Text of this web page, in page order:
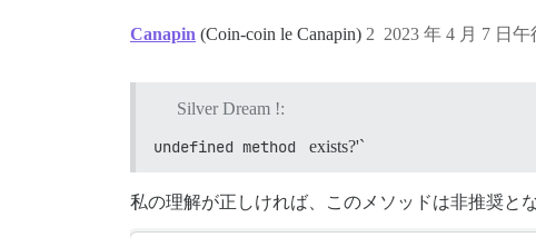
Canapin (Coin-coin le Canapin) 2023 年 4 月 7 日午
2
Silver Dream !:
undefined method exists?'`
私の理解が正しければ、このメソッドは非推奨と